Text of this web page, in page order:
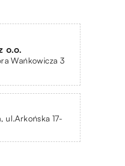
o.o.
Wańkowicza 3
ul.Arkońska 17-